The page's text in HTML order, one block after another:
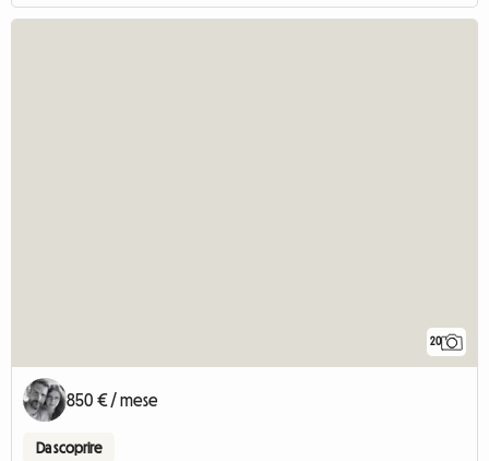
20
850 € / mese
Da scoprire